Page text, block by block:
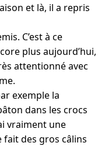
et là, il a repris
C’est à ce
plus aujourd’hui,
attentionné avec
exemple la
dans les crocs
vraiment une
fait des gros câlins